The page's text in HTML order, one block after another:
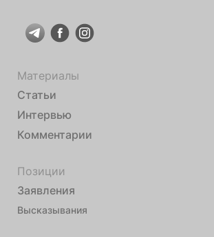
Материалы
Статьи
Интервью
Комментарии
Позиции
Заявления
Высказывания